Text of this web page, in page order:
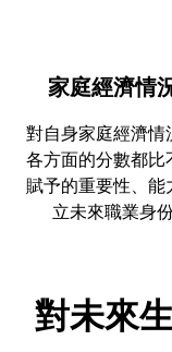
家庭經濟情
對自身家庭經濟
各方面的分數都
賦予的重要性、
立未來職業身
對未來